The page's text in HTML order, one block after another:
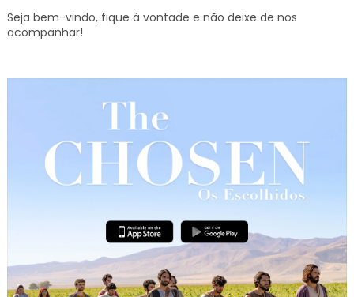
Seja bem-vindo, fique à vontade e não deixe de nos
acompanhar!